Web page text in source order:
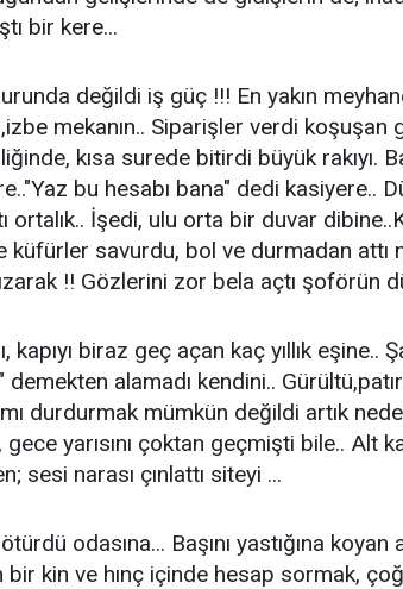
bir kere...
değildi iş güç !!! En yakın
mekanın.. Siparişler verdi koşuşan
kısa surede bitirdi büyük rakıyı.
bu hesabı bana" dedi kasiyere..
ortalık.. İşedi, ulu orta bir duvar
küfürler savurdu, bol ve durmadan attı
!! Gözlerini zor bela açtı şoförün
kapıyı biraz geç açan kaç yıllık eşine..
alamadı kendini..
durdurmak mümkün değildi artık
gece yarısını çoktan geçmişti bile.. Alt
sesi narası çınlattı siteyi ...
odasına... Başını yastığına koyan
kin ve hınç içinde hesap sormak,